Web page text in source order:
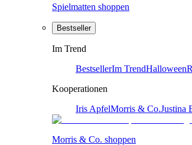
Spielmatten shoppen
Bestseller
Im Trend
BestsellerIm TrendHalloween
Kooperationen
Iris ApfelMorris & Co.Justina
Morris & Co. shoppen